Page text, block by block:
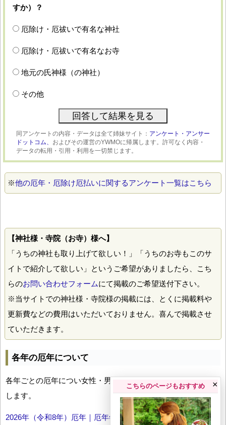
すか）？
厄除け・厄祓いで有名な神社
厄除け・厄祓いで有名なお寺
地元の氏神様（の神社）
その他
同アンケートの内容・データは全て姉妹サイト： アンケート・アンサー
ドットコム、 およびその運営のYWMOに帰属します。許可なく内容・
データの転用・引用・利用を一切禁じます。
※他の厄年・厄除け厄払いに関するアンケート一覧はこちら
【神社様・寺院（お寺）様へ】
「うちの神社も取り上げて欲しい！」「うちのお寺もこのサ
イトで紹介して欲しい」というご希望がありましたら、こち
らのお問い合わせフォームにて掲載のご希望送付下さい。
※当サイトでの神社様・寺院様の掲載には、とくに掲載料や
更新費などの費用はいただいておりません。喜んで掲載させ
ていただきます。
各年の厄年について
各年ごとの厄年につい女性・男性の年齢早見表とともにお伝え
します。
2026年（令和8年）厄年｜厄年年齢早見表
こちらのページもおすすめ ×